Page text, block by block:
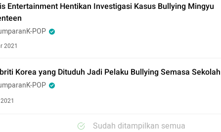
Entertainment Hentikan Investigasi Kasus Bullying Mingyu
POP
2021
Korea yang Dituduh Jadi Pelaku Bullying Semasa Sekolah
POP
Sudah ditampilkan semua